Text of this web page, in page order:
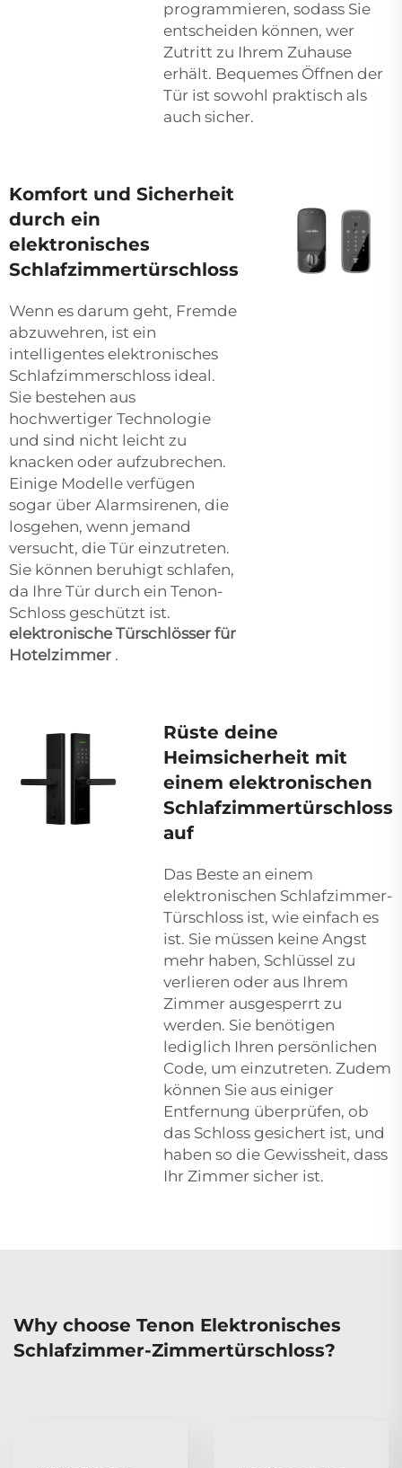
programmieren, sodass Sie
entscheiden können, wer
Zutritt zu Ihrem Zuhause
erhält. Bequemes Öffnen der
Tür ist sowohl praktisch als
auch sicher.
Komfort und Sicherheit
durch ein
elektronisches
Schlafzimmertürschloss
Wenn es darum geht, Fremde
abzuwehren, ist ein
intelligentes elektronisches
Schlafzimmerschloss ideal.
Sie bestehen aus
hochwertiger Technologie
und sind nicht leicht zu
knacken oder aufzubrechen.
Einige Modelle verfügen
sogar über Alarmsirenen, die
losgehen, wenn jemand
versucht, die Tür einzutreten.
Sie können beruhigt schlafen,
da Ihre Tür durch ein Tenon-
Schloss geschützt ist.
elektronische Türschlösser für
Hotelzimmer .
Rüste deine
Heimsicherheit mit
einem elektronischen
Schlafzimmertürschloss
auf
Das Beste an einem
elektronischen Schlafzimmer-
Türschloss ist, wie einfach es
ist. Sie müssen keine Angst
mehr haben, Schlüssel zu
verlieren oder aus Ihrem
Zimmer ausgesperrt zu
werden. Sie benötigen
lediglich Ihren persönlichen
Code, um einzutreten. Zudem
können Sie aus einiger
Entfernung überprüfen, ob
das Schloss gesichert ist, und
haben so die Gewissheit, dass
Ihr Zimmer sicher ist.
Why choose Tenon Elektronisches
Schlafzimmer-Zimmertürschloss?